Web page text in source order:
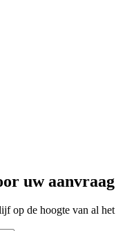
uw aanvraag
op de hoogte van al het